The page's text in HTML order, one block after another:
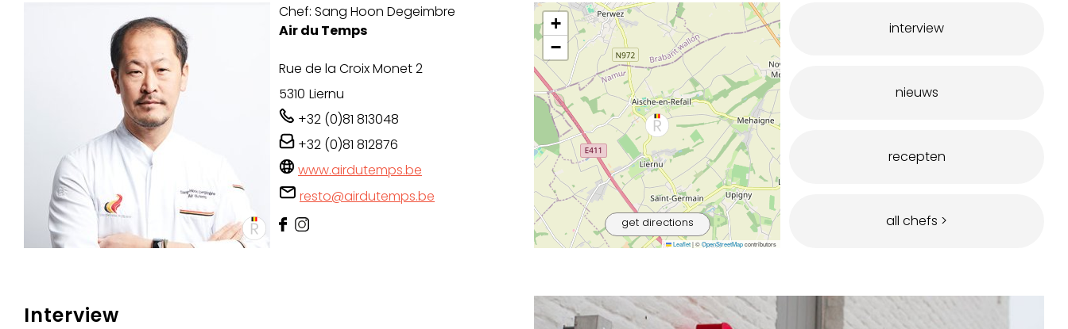
Chef: Sang Hoon Degeimbre
Air du Temps
Rue de la Croix Monet 2
5310 Liernu
+32 (0)81 813048
+32 (0)81 812876
www.airdutemps.be
resto@airdutemps.be
+
−
Leaflet|©OpenStreetMapcontributors
get directions
interview
nieuws
recepten
all chefs >
Interview